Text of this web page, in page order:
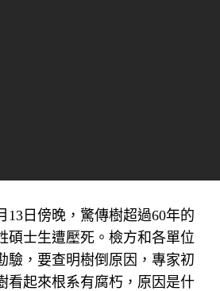
13日傍晚，驚傳樹超過60年的
碩士生遭壓死。檢方和各單位
驗，要查明樹倒原因，專家初
看起來根系有腐朽，原因是什